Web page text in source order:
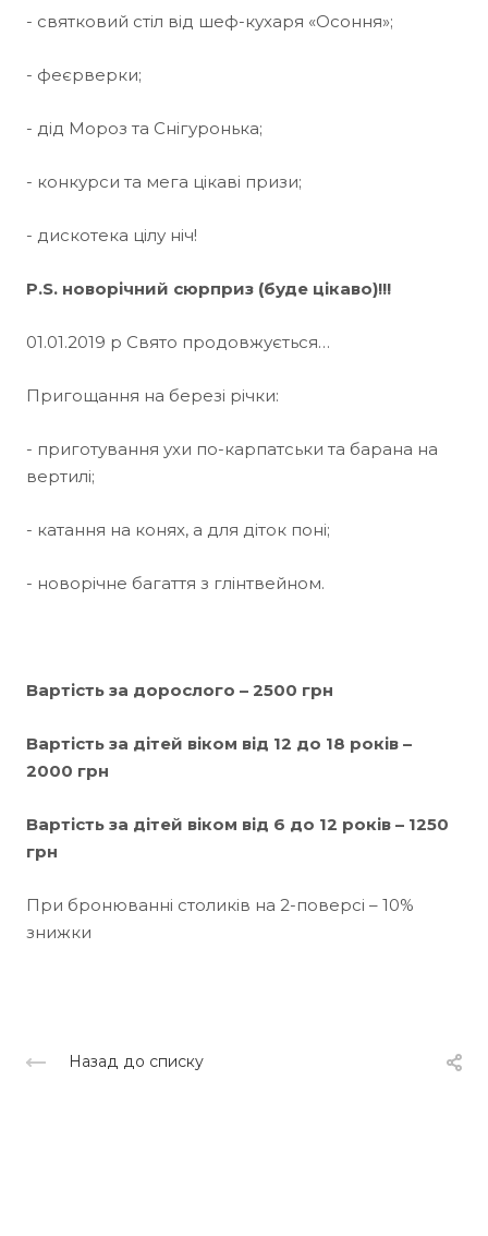
- святковий стіл від шеф-кухаря «Осоння»;
- феєрверки;
- дід Мороз та Снігуронька;
- конкурси та мега цікаві призи;
- дискотека цілу ніч!
P.S. новорічний сюрприз (буде цікаво)!!!
01.01.2019 р Свято продовжується…
Пригощання на березі річки:
- приготування ухи по-карпатськи та барана на
вертилі;
- катання на конях, а для діток поні;
- новорічне багаття з глінтвейном.
Вартість за дорослого – 2500 грн
Вартість за дітей віком від 12 до 18 років –
2000 грн
Вартість за дітей віком від 6 до 12 років – 1250
грн
При бронюванні столиків на 2-поверсі – 10%
знижки
Назад до списку